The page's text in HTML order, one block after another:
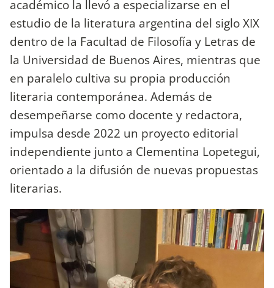
académico la llevó a especializarse en el
estudio de la literatura argentina del siglo XIX
dentro de la Facultad de Filosofía y Letras de
la Universidad de Buenos Aires, mientras que
en paralelo cultiva su propia producción
literaria contemporánea. Además de
desempeñarse como docente y redactora,
impulsa desde 2022 un proyecto editorial
independiente junto a Clementina Lopetegui,
orientado a la difusión de nuevas propuestas
literarias.